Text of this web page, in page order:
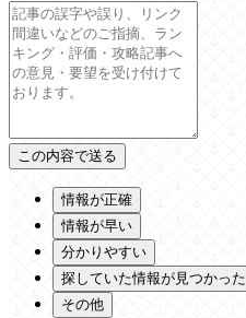
情報が正確
情報が早い
分かりやすい
探していた情報が見つかった
その他